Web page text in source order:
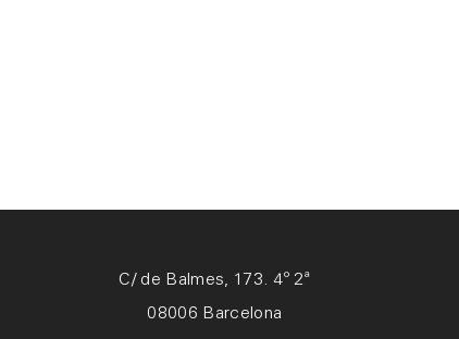
C/ de Balmes, 173. 4º 2ª
08006 Barcelona